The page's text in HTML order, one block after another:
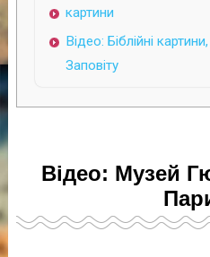
картини
Відео: Біблійні
Заповіту
Відео: Музей